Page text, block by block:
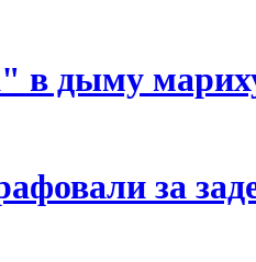
в дыму
за